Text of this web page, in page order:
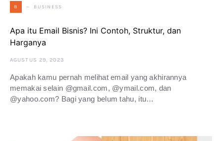
B BUSINESS
Apa itu Email Bisnis? Ini Contoh, Struktur, dan
Harganya
AGUSTUS 29, 2023
Apakah kamu pernah melihat email yang akhirannya
memakai selain @gmail.com, @ymail.com, dan
@yahoo.com? Bagi yang belum tahu, itu…